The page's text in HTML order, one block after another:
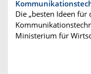
Die „besten Ideen
Ministerium für